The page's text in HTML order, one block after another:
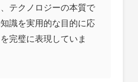
テクノロジーの本質で
識を実用的な目的に応
完璧に表現していま